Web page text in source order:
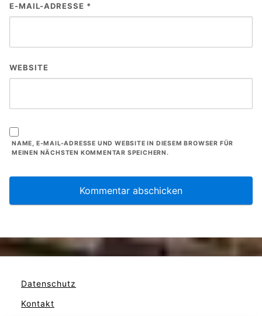
E-MAIL-ADRESSE *
WEBSITE
NAME, E-MAIL-ADRESSE UND WEBSITE IN DIESEM BROWSER FÜR
MEINEN NÄCHSTEN KOMMENTAR SPEICHERN.
Datenschutz
Kontakt